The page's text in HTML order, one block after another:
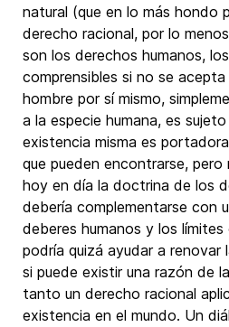
natural (que en lo más hondo
derecho racional, por lo
son los derechos humanos,
comprensibles si no se
hombre por sí mismo,
a la especie humana, es
existencia misma es
que pueden encontrarse, pero
hoy en día la doctrina de los
debería complementarse con
deberes humanos y los
podría quizá ayudar a renovar
si puede existir una razón de
tanto un derecho racional
existencia en el mundo. Un